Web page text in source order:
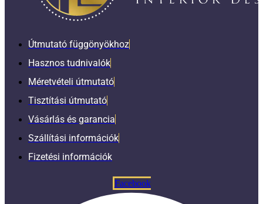
Útmutató függönyökhoz
Hasznos tudnivalók
Méretvételi útmutató
Tisztítási útmutató
Vásárlás és garancia
Szállítási információk
Fizetési információk
Facebook